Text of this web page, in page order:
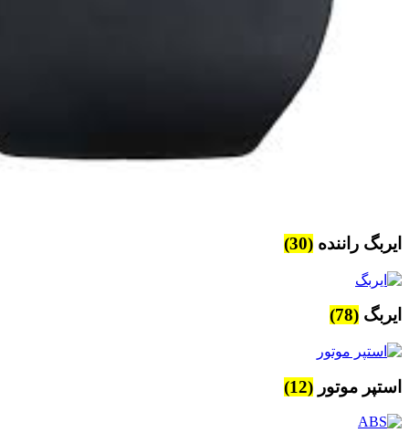
ایربگ راننده (30)
ایربگ (78)
استپر موتور (12)